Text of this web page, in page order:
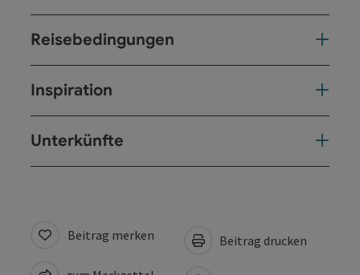
Reisebedingungen
Inspiration
Unterkünfte
Beitrag merken Beitrag drucken